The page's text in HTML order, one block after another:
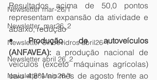
Newsletter mar-26/1
Newsletter_mar26_2
Newsletter Sinbevidros abril26-1
Newsletter abril 26_2
Newsletter Maio26-1
Resultados acima de 50,0 pontos
representam expansão da atividade e
abaixo, redução
• Produção de autoveículos
(ANFAVEA): a produção nacional de
veículos (exceto máquinas agrícolas)
caiu 4,8% no mês de agosto frente ao